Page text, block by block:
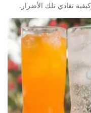
تفادي تلك الأضرار.